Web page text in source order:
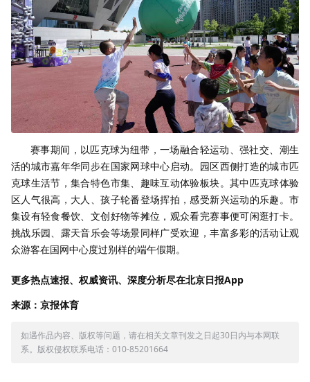
赛事期间，以匹克球为纽带，一场融合轻运动、强社交、潮生
活的城市嘉年华同步在国家网球中心启动。园区西侧打造的城市匹
克球生活节，集合特色市集、趣味互动体验板块。其中匹克球体验
区人气很高，大人、孩子轮番登场挥拍，感受新兴运动的乐趣。市
集设有轻食餐饮、文创好物等摊位，观众看完赛事便可闲逛打卡。
挑战乐园、露天音乐会等场景同样广受欢迎，丰富多彩的活动让观
众游客在国网中心度过别样的端午假期。
更多热点速报、权威资讯、深度分析尽在北京日报App
来源：京报体育
如遇作品内容、版权等问题，请在相关文章刊发之日起30日内与本网联
系。版权侵权联系电话：010-85201664